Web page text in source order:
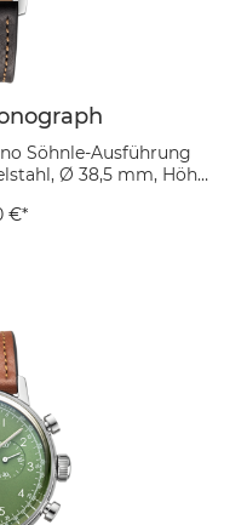
Söhnle-Ausführung
Ø 38,5 mm, Höhe
entspiegelt, Bio
und die fein polierten
Bild sorgen, das trotz
Ein mokkafarbenes
Look mit natürlicher
€*